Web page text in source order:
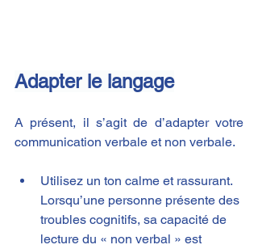
Adapter le langage
A présent, il s’agit de d’adapter votre
communication verbale et non verbale.
Utilisez un ton calme et rassurant.
Lorsqu’une personne présente des
troubles cognitifs, sa capacité de
lecture du « non verbal » est